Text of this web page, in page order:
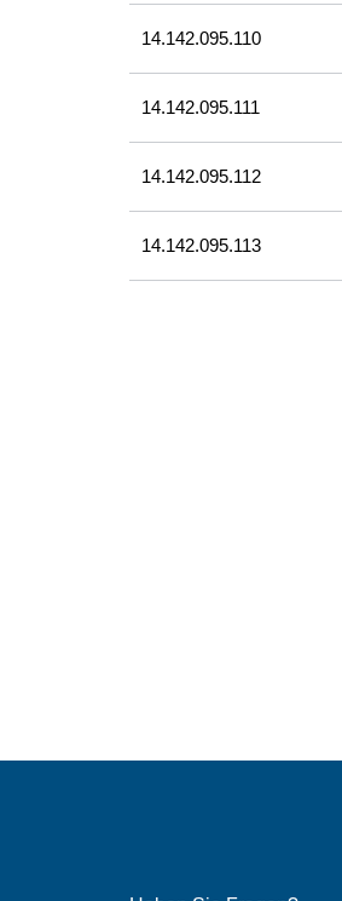
14.142.095.110
14.142.095.111
14.142.095.112
14.142.095.113